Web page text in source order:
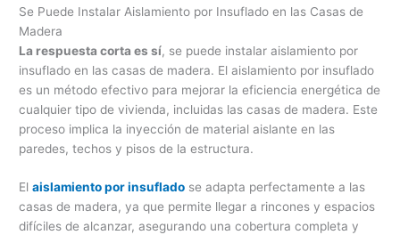
Se Puede Instalar Aislamiento por Insuflado en las Casas de
Madera
La respuesta corta es sí, se puede instalar aislamiento por
insuflado en las casas de madera. El aislamiento por insuflado
es un método efectivo para mejorar la eficiencia energética de
cualquier tipo de vivienda, incluidas las casas de madera. Este
proceso implica la inyección de material aislante en las
paredes, techos y pisos de la estructura.
Elaislamiento por insuflado se adapta perfectamente a las
casas de madera, ya que permite llegar a rincones y espacios
difíciles de alcanzar, asegurando una cobertura completa y